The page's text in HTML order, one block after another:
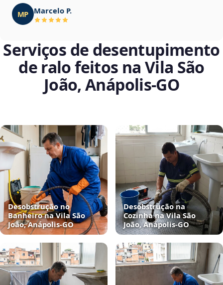
MP Marcelo P.
Serviços de desentupimento
de ralo feitos na Vila São
João, Anápolis‑GO
Desobstrução no
Banheiro na Vila São
João, Anápolis‑GO
Desobstrução na
Cozinha na Vila São
João, Anápolis‑GO